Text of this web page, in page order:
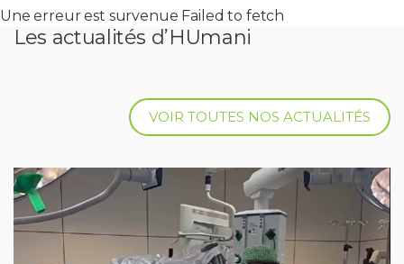
Une erreur est survenue Failed to fetch
Les actualités d’HUmani
VOIR TOUTES NOS ACTUALITÉS